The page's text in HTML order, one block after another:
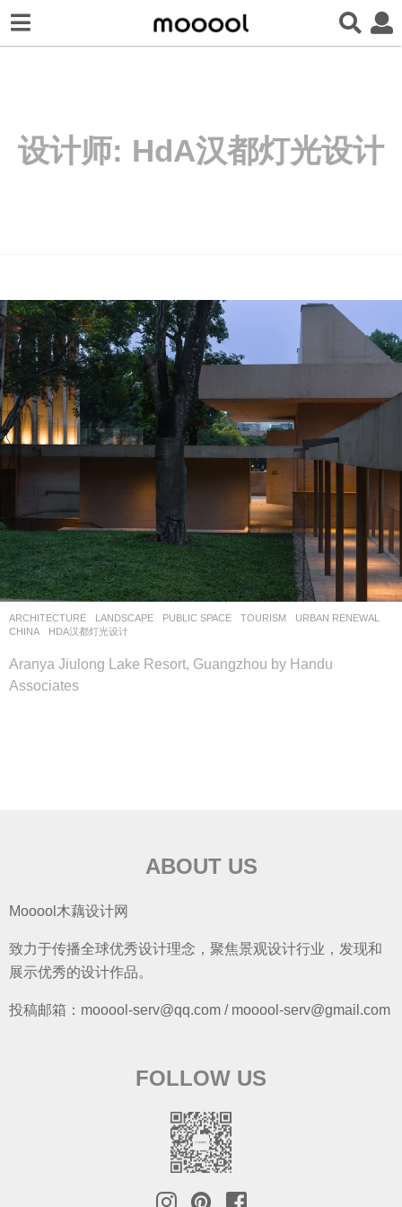
设计师: HdA汉都灯光设计
ARCHITECTURE LANDSCAPE PUBLIC SPACE ,TOURISM ,URBAN RENEWAL
CHINA
HDA汉都灯光设计
Aranya Jiulong Lake Resort, Guangzhou by Handu
Associates
ABOUT US
Mooool木藕设计网
致力于传播全球优秀设计理念，聚焦景观设计行业，发现和
展示优秀的设计作品。
投稿邮箱：mooool-serv@qq.com / mooool-serv@gmail.com
FOLLOW US